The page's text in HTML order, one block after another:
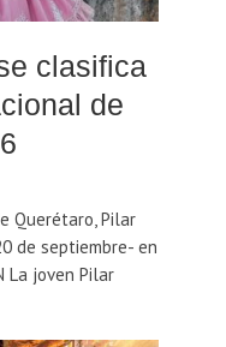
clasifica
de
Querétaro, Pilar
de septiembre- en
La joven Pilar